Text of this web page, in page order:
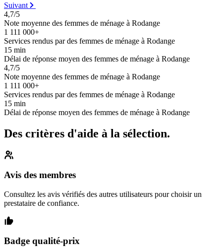
Suivant
4,7/5
Note moyenne des femmes de ménage à Rodange
1 111 000+
Services rendus par des femmes de ménage à Rodange
15 min
Délai de réponse moyen des femmes de ménage à Rodange
4,7/5
Note moyenne des femmes de ménage à Rodange
1 111 000+
Services rendus par des femmes de ménage à Rodange
15 min
Délai de réponse moyen des femmes de ménage à Rodange
Des critères d'aide à la sélection.
Avis des membres
Consultez les avis vérifiés des autres utilisateurs pour choisir un
prestataire de confiance.
Badge qualité-prix